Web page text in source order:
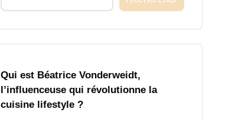
Qui est Béatrice Vonderweidt,
l’influenceuse qui révolutionne la
cuisine lifestyle ?